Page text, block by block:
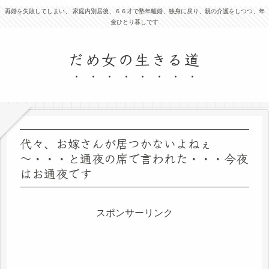
再婚を失敗してしまい、 家庭内別居後、６６才で塾年離婚、独身に戻り、親の介護をしつつ、年
金ひとり暮しです
だめ女の生きる道
代々、お嫁さんが居つかないよねぇ
～・・・と通夜の席で言われた・・・今夜
はお通夜です
スポンサーリンク